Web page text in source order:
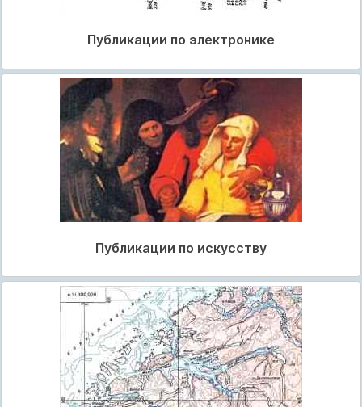
Публикации по электронике
Публикации по искусству